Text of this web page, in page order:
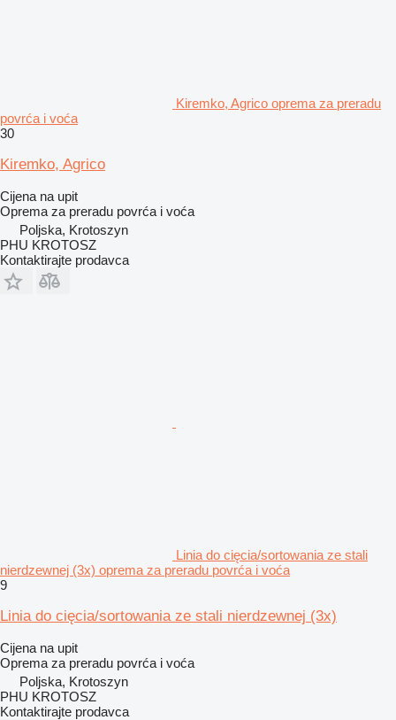
Kiremko, Agrico oprema za preradu
povrća i voća
30
Kiremko, Agrico
Cijena na upit
Oprema za preradu povrća i voća
Poljska, Krotoszyn
PHU KROTOSZ
Kontaktirajte prodavca
Linia do cięcia/sortowania ze stali
nierdzewnej (3x) oprema za preradu povrća i voća
9
Linia do cięcia/sortowania ze stali nierdzewnej (3x)
Cijena na upit
Oprema za preradu povrća i voća
Poljska, Krotoszyn
PHU KROTOSZ
Kontaktirajte prodavca